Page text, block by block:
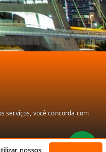
serviços, você concorda com
nossos